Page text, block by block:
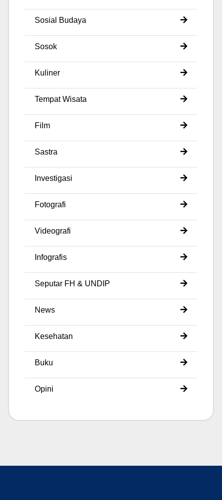
Sosial Budaya
Sosok
Kuliner
Tempat Wisata
Film
Sastra
Investigasi
Fotografi
Videografi
Infografis
Seputar FH & UNDIP
News
Kesehatan
Buku
Opini